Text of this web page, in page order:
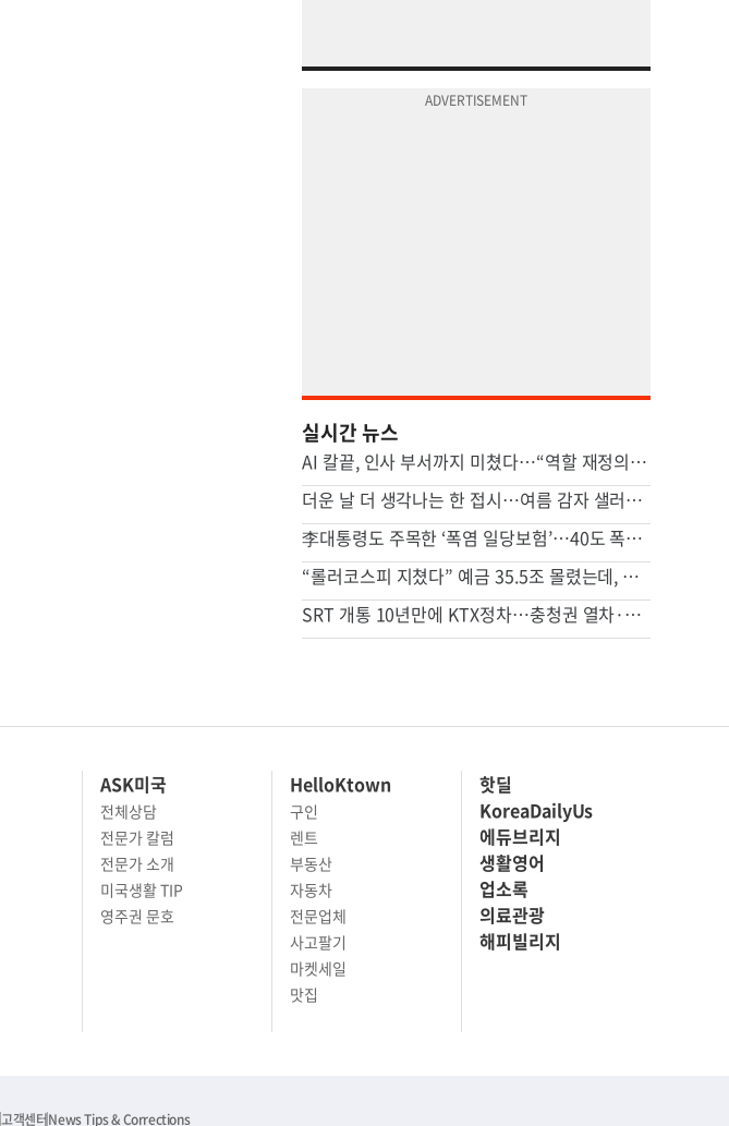
실시간 뉴스
AI 칼끝, 인사 부서까지 미쳤다…“역할 재정의 못하면 멸종”
더운 날 더 생각나는 한 접시…여름 감자 샐러드 [쿠킹]
李대통령도 주목한 ‘폭염 일당보험’…40도 폭염에 기후보험 뜬다
“롤러코스피 지쳤다” 예금 35.5조 몰렸는데, 금리 떨어진 이유
SRT 개통 10년만에 KTX정차…충청권 열차·버스 노선 대대적 확충
ASK미국
전체상담
전문가 칼럼
전문가 소개
미국생활 TIP
영주권 문호
HelloKtown
구인
렌트
부동산
자동차
전문업체
사고팔기
마켓세일
맛집
핫딜
KoreaDailyUs
에듀브리지
생활영어
업소록
의료관광
해피빌리지
고객센터News Tips & Corrections